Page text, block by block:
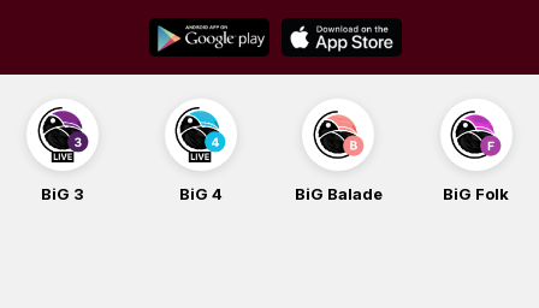
content
BiG 3 BiG 4 BiG Balade BiG Folk